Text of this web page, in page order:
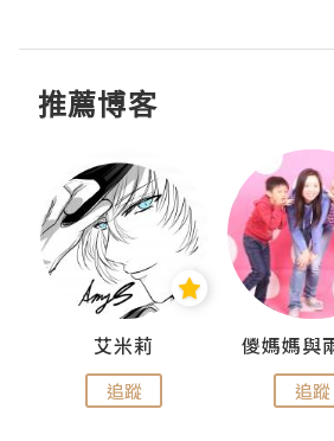
推薦博客
艾米莉
追蹤 追蹤